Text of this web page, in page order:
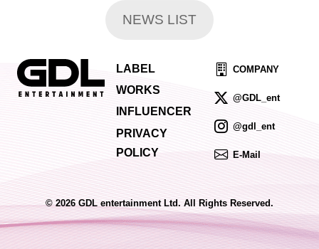
NEWS LIST
LABEL
WORKS
INFLUENCER
PRIVACY
POLICY
COMPANY
@GDL_ent
@gdl_ent
E-Mail
© 2026 GDL entertainment Ltd. All Rights Reserved.